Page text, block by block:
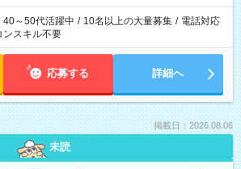
40～50代活躍中 / 10名以上の大量募集 / 電話対応
ンスキル不要
応募する 詳細へ
掲載日：2026.08.06
未読